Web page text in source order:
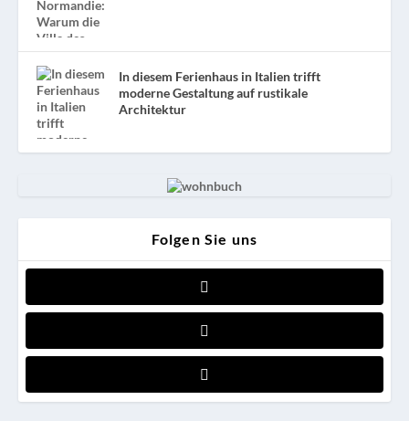
In diesem Ferienhaus in Italien trifft
moderne Gestaltung auf rustikale
Architektur
Folgen Sie uns